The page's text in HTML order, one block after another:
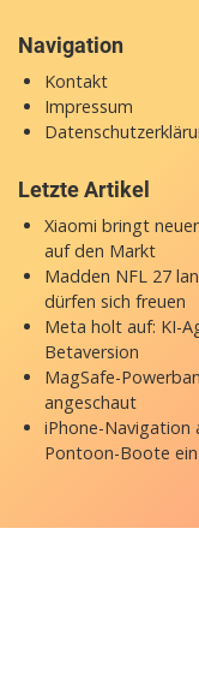
Navigation
Kontakt
Impressum
Letzte Artikel
Xiaomi bringt
auf den Markt
Madden NFL 27
dürfen sich freuen
Meta holt auf: KI-
Betaversion
MagSafe-
angeschaut
iPhone-Navigation
Pontoon-Boote ein